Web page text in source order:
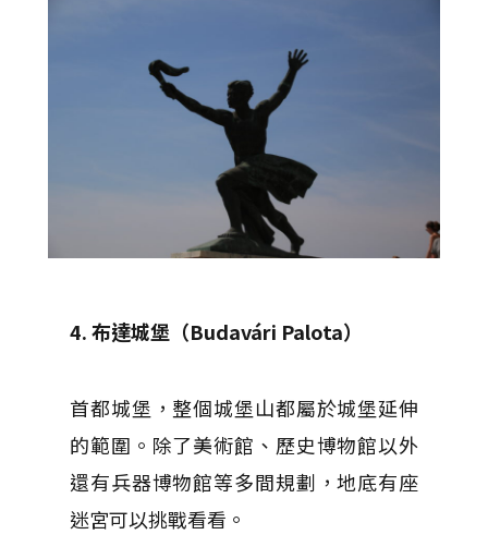
4. 布達城堡（Budavári Palota）
首都城堡，整個城堡山都屬於城堡延伸
的範圍。除了美術館、歷史博物館以外
還有兵器博物館等多間規劃，地底有座
迷宮可以挑戰看看。